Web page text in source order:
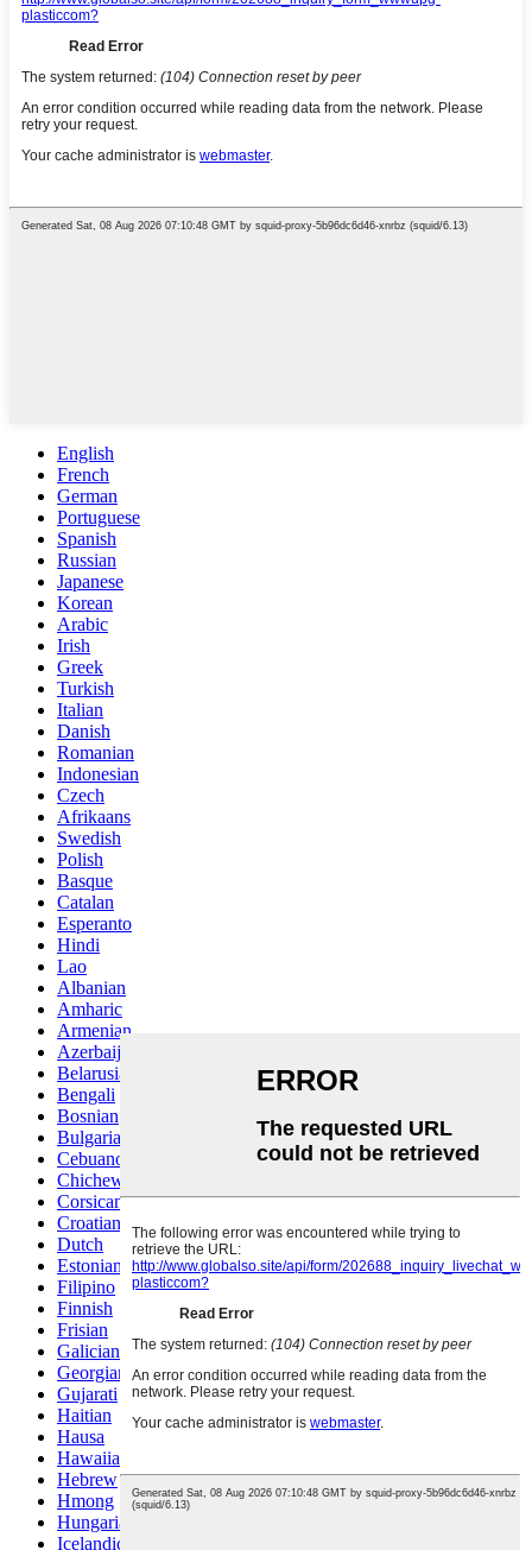
English
French
German
Portuguese
Spanish
Russian
Japanese
Korean
Arabic
Irish
Greek
Turkish
Italian
Danish
Romanian
Indonesian
Czech
Afrikaans
Swedish
Polish
Basque
Catalan
Esperanto
Hindi
Lao
Albanian
Amharic
Armenian
Azerbaijani
Belarusian
Bengali
Bosnian
Bulgarian
Cebuano
Chichewa
Corsican
Croatian
Dutch
Estonian
Filipino
Finnish
Frisian
Galician
Georgian
Gujarati
Haitian
Hausa
Hawaiian
Hebrew
Hmong
Hungarian
Icelandic